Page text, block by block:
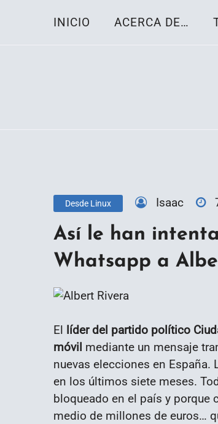
INICIO ACERCA DE…
Desde Linux Isaac
Así le han
Whatsapp a
El líder del partido político
móvil mediante un mensaje
nuevas elecciones en
en los últimos siete meses.
bloqueado en el país y porque
medio de millones de euros…